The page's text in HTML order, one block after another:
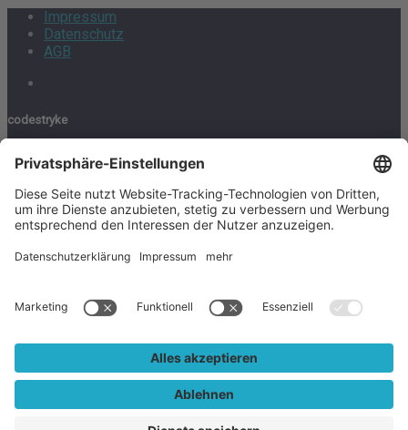
Impressum
Datenschutz
AGB
codestryke
Wir sind ein IoT-Dienstleister aus dem Herzen Münchens. Wir
unterstützen Industrieunternehmen und Smart Cities mit
unseren Services ganzheitlich bei ihren IoT-Lösungen. Unsere
Software ist bei über 50 Kunden auf über 4,5 Mio. Devices im
Einsatz.
Kontakt
codestryke GmbH
80637 München
+49 (0)89 21528775